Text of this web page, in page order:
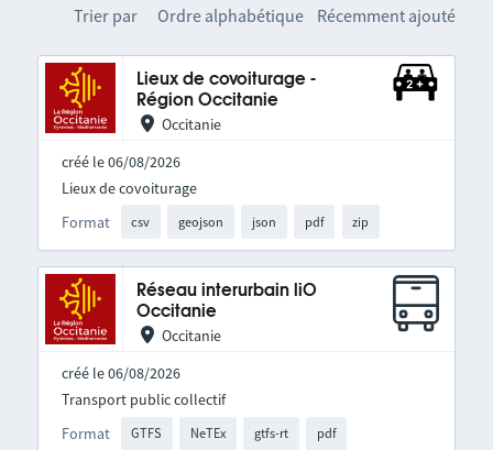
Trier par Ordre alphabétique Récemment ajouté
Lieux de covoiturage -
Région Occitanie
Occitanie
créé le 06/08/2026
Format csv geojson json pdf zip
Lieux de covoiturage
Réseau interurbain liO
Occitanie
Occitanie
créé le 06/08/2026
Format GTFS NeTEx gtfs-rt pdf
Transport public collectif